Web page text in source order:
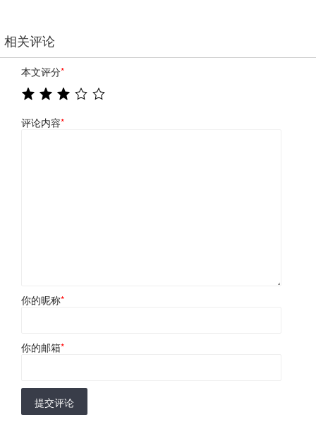
相关评论
本文评分*
评论内容*
你的昵称*
你的邮箱*
提交评论